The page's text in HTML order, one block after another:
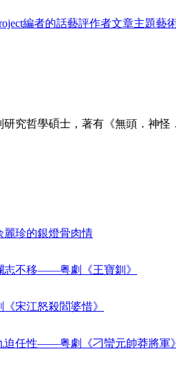
編者的話藝評作者文章主題藝
研究哲學碩士，著有《無頭．神
珍的銀燈骨肉情
志不移——粤劇《王寶釧》
宋江怒殺閻婆惜》
迫任性——粤劇《刁蠻元帥莽將軍